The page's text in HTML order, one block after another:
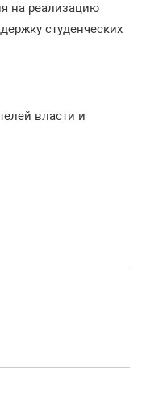
на реализацию
студенческих
власти и